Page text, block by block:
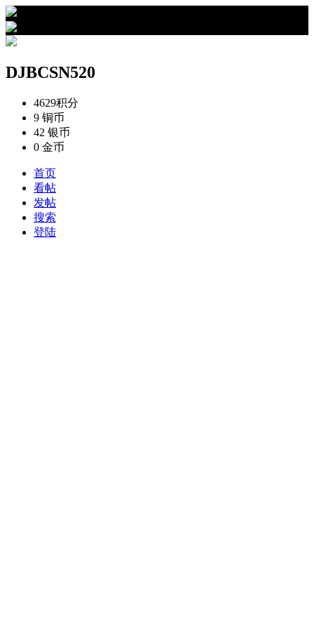
DJBCSN520
4629积分
9 铜币
42 银币
0 金币
首页
看帖
发帖
搜索
登陆